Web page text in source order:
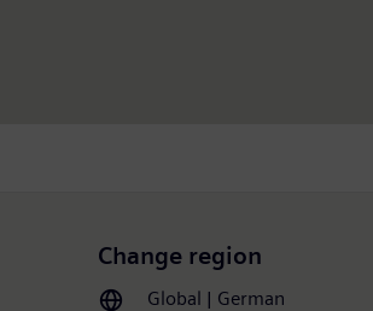
Change region
Global | German